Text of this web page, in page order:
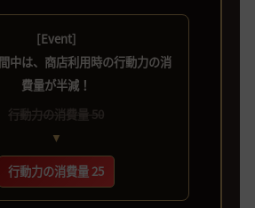
[Event]
中は、商店利用時の行動力の消
費量が半減！
行動力の消費量 50
▼
行動力の消費量 25